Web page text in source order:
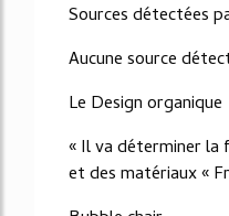
Sources détectées
Aucune source
Le Design organique
« Il va déterminer la
et des matériaux «